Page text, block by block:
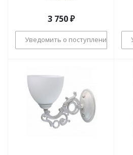
3 750₽
Уведомить о поступлении